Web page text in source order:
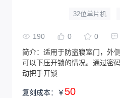
32位单片机
190 0 0
简介： 适用于防盗寝室门，外
可以下压开锁的情况。通过密
动把手开锁
复刻成本： ￥ 50